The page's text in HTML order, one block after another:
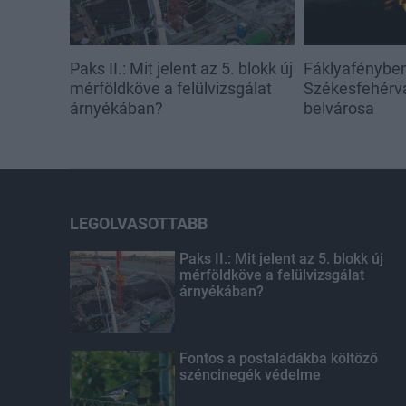
Paks II.: Mit jelent az 5. blokk új
mérföldköve a felülvizsgálat
árnyékában?
belvárosa
LEGOLVASOTTABB
Paks II.: Mit jelent az 5. blokk új
mérföldköve a felülvizsgálat
árnyékában?
Fontos a postaládákba költöző
széncinegék védelme